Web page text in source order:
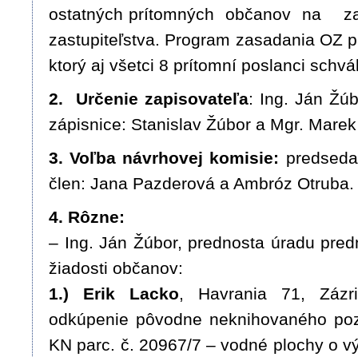
ostatných prítomných občanov na
zastupiteľstva. Program zasadania OZ
ktorý aj všetci 8 prítomní poslanci
2. Určenie zapisovateľa: Ing. Ján
zápisnice: Stanislav Žúbor a Mgr.
3. Voľba návrhovej komisie:
člen: Jana Pazderová a Ambróz Otruba.
4. Rôzne:
– Ing. Ján Žúbor, prednosta úradu
žiadosti občanov:
1.) Erik Lacko, Havrania 71,
odkúpenie pôvodne neknihovaného
KN parc. č. 20967/7 – vodné plochy o